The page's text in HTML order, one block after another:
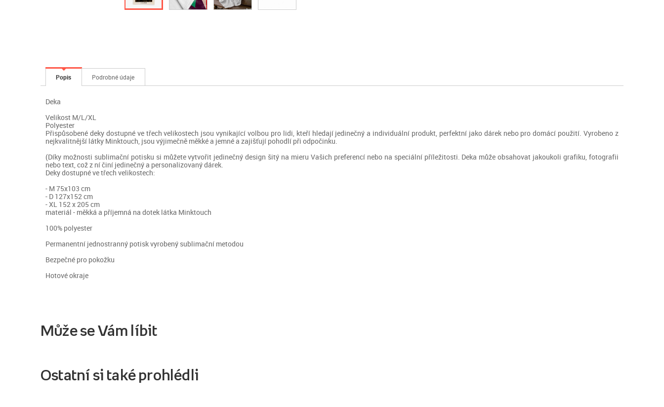
Popis Podrobné údaje
Deka
Velikost M/L/XL
Polyester
Přispůsobené deky dostupné ve třech velikostech jsou vynikající volbou pro lidi, kteří hledají jedinečný a individuální produkt, perfektní jako dárek nebo pro domácí použití. Vyrobeno z
nejkvalitnější látky Minktouch, jsou výjimečně měkké a jemné a zajišťují pohodlí při odpočinku.
(Díky možnosti sublimační potisku si můžete vytvořit jedinečný design šitý na mieru Vašich preferencí nebo na speciální příležitosti. Deka může obsahovat jakoukoli grafiku, fotografii
nebo text, což z ní činí jedinečný a personalizovaný dárek.
Deky dostupné ve třech velikostech:
- M 75x103 cm
- D 127x152 cm
- XL 152 x 205 cm
materiál - měkká a příjemná na dotek látka Minktouch
100% polyester
Permanentní jednostranný potisk vyrobený sublimační metodou
Bezpečné pro pokožku
Hotové okraje
Může se Vám líbit
Ostatní si také prohlédli